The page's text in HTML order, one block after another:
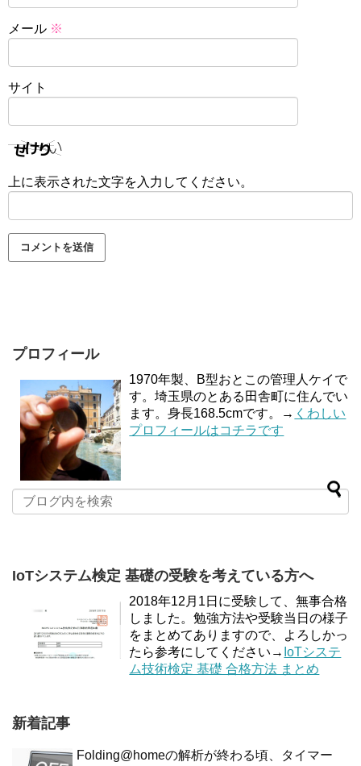
メール ※
サイト
上に表示された文字を入力してください。
プロフィール
1970年製、B型おとこの管理人ケイで
す。埼玉県のとある田舎町に住んでい
ます。身長168.5cmです。→ くわしい
プロフィールはコチラです
IoTシステム検定 基礎の受験を考えている方へ
2018年12月1日に受験して、無事合格
しました。勉強方法や受験当日の様子
をまとめてありますので、よろしかっ
たら参考にしてください→ IoTシステ
ム技術検定 基礎 合格方法 まとめ
新着記事
Folding@homeの解析が終わる頃、タイマー